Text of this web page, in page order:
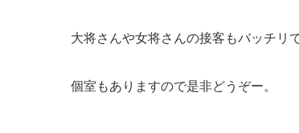
大将さんや女将さんの接客もバッチリ
個室もありますので是非どうぞー。